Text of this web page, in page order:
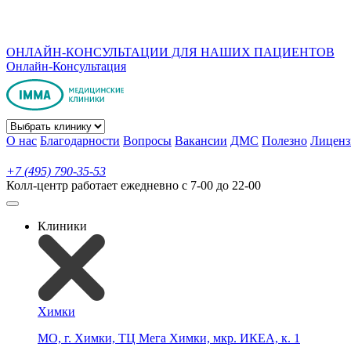
ОНЛАЙН-КОНСУЛЬТАЦИИ ДЛЯ НАШИХ ПАЦИЕНТОВ
Онлайн-Консультация
О нас Благодарности Вопросы Вакансии ДМС Полезно
+7 (495) 790-35-53
Колл-центр работает ежедневно с 7-00 до 22-00
Клиники
Химки
МО, г. Химки, ТЦ Мега Химки, мкр. ИКЕА, к. 1